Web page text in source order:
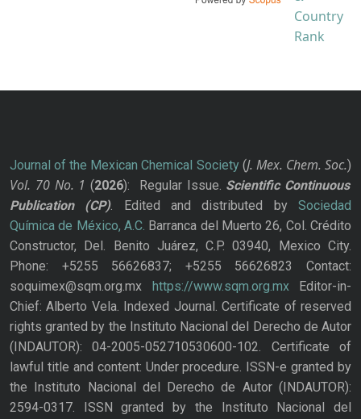
Journal of the Mexican Chemical Society(J. Mex. Chem. Soc.)
Vol. 70 No. 1 (2026): Regular Issue. Scientific Continuous
Publication
(CP). Edited and distributed bySociedad
Química de México, A.C. Barranca del Muerto 26, Col. Crédito
Constructor, Del. Benito Juárez, C.P. 03940, Mexico City.
Phone: +5255 56626837; +5255 56626823 Contact:
soquimex@sqm.org.mx
https://www.sqm.org.mxEditor-in-
Chief: Alberto Vela. Indexed Journal. Certificate of reserved
rights granted by the Instituto Nacional del Derecho de Autor
(INDAUTOR): 04-2005-052710530600-102. Certificate of
lawful title and content: Under procedure. ISSN-e granted by
the Instituto Nacional del Derecho de Autor (INDAUTOR):
2594-0317. ISSN granted by the Instituto Nacional del